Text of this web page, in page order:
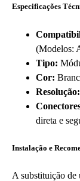
Especificações
(Modelos:
Tipo:
Cor:
Resolução:
direta e
Instalação e
A substituição de